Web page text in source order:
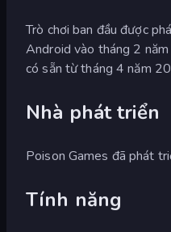
Trò chơi ban đầu được
Android vào tháng 2
có sẵn từ tháng 4 năm
Nhà phát triển
Poison Games đã phát
Tính năng